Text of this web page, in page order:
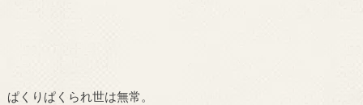
ぱくりぱくられ世は無常。